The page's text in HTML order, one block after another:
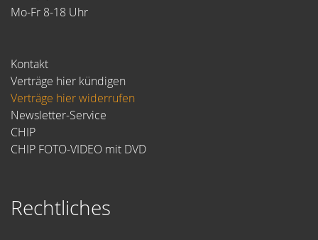
Mo-Fr 8-18 Uhr
Kontakt
Verträge hier kündigen
Verträge hier widerrufen
Newsletter-Service
CHIP
CHIP FOTO-VIDEO mit DVD
Rechtliches